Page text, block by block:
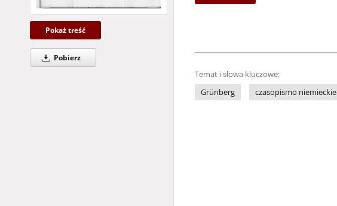
Pokaż treść
Pobierz
Temat i słowa kluczowe:
Grünberg
czasopismo niemieckie